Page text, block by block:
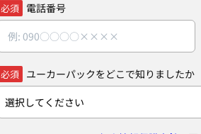
必須 電話番号
必須 ユーカーパックをどこで知りましたか